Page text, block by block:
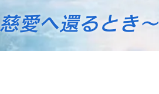
愛へ還るとき～